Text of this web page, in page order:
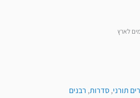
לארץ
תורני,סדרות, רבנים